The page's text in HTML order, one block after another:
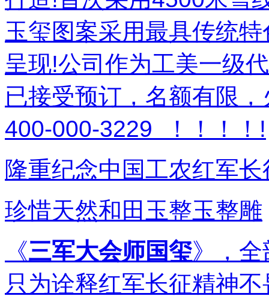
玉玺图案采用最具传统
呈现!公司作为工美一级
已接受预订，名额有限
400-000-3229 ！！！！!
隆重纪念中国工农红军
珍惜天然和田玉整玉整雕
《三军大会师国玺》，
只为诠释红军长征精神